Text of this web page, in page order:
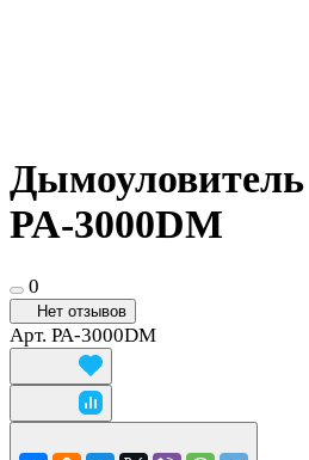
PA-3000DM
0
Нет отзывов
Арт. PA-3000DM